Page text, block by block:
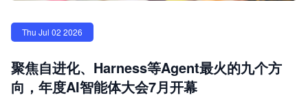
Thu Jul 02 2026
聚焦自进化、Harness等Agent最火的九个方
向，年度AI智能体大会7月开幕